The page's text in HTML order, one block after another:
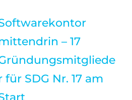
– 17
für SDG Nr. 17 am